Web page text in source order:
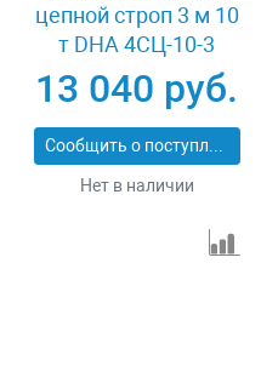
цепной строп 3 м 10
т DHA 4СЦ-10-3
13 040 руб.
Сообщить о поступлении
Нет в наличии